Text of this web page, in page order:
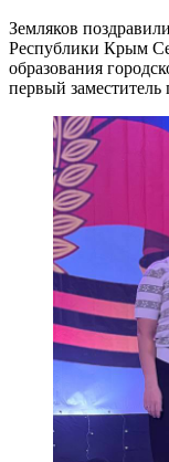
Земляков
Республики Крым
образования
первый